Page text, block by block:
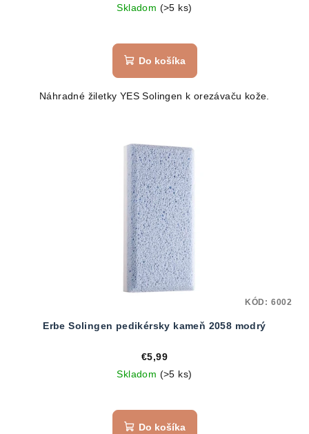
Skladom (>5 ks)
Do košíka
Náhradné žiletky YES Solingen k orezávaču kože.
Erbe Solingen pedikérsky kameň 2058 modrý
€5,99
Skladom (>5 ks)
Do košíka
KÓD: 6002